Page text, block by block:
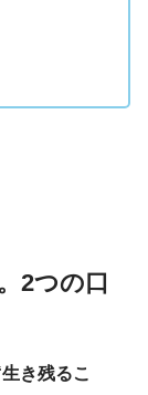
2つの口
き残るこ